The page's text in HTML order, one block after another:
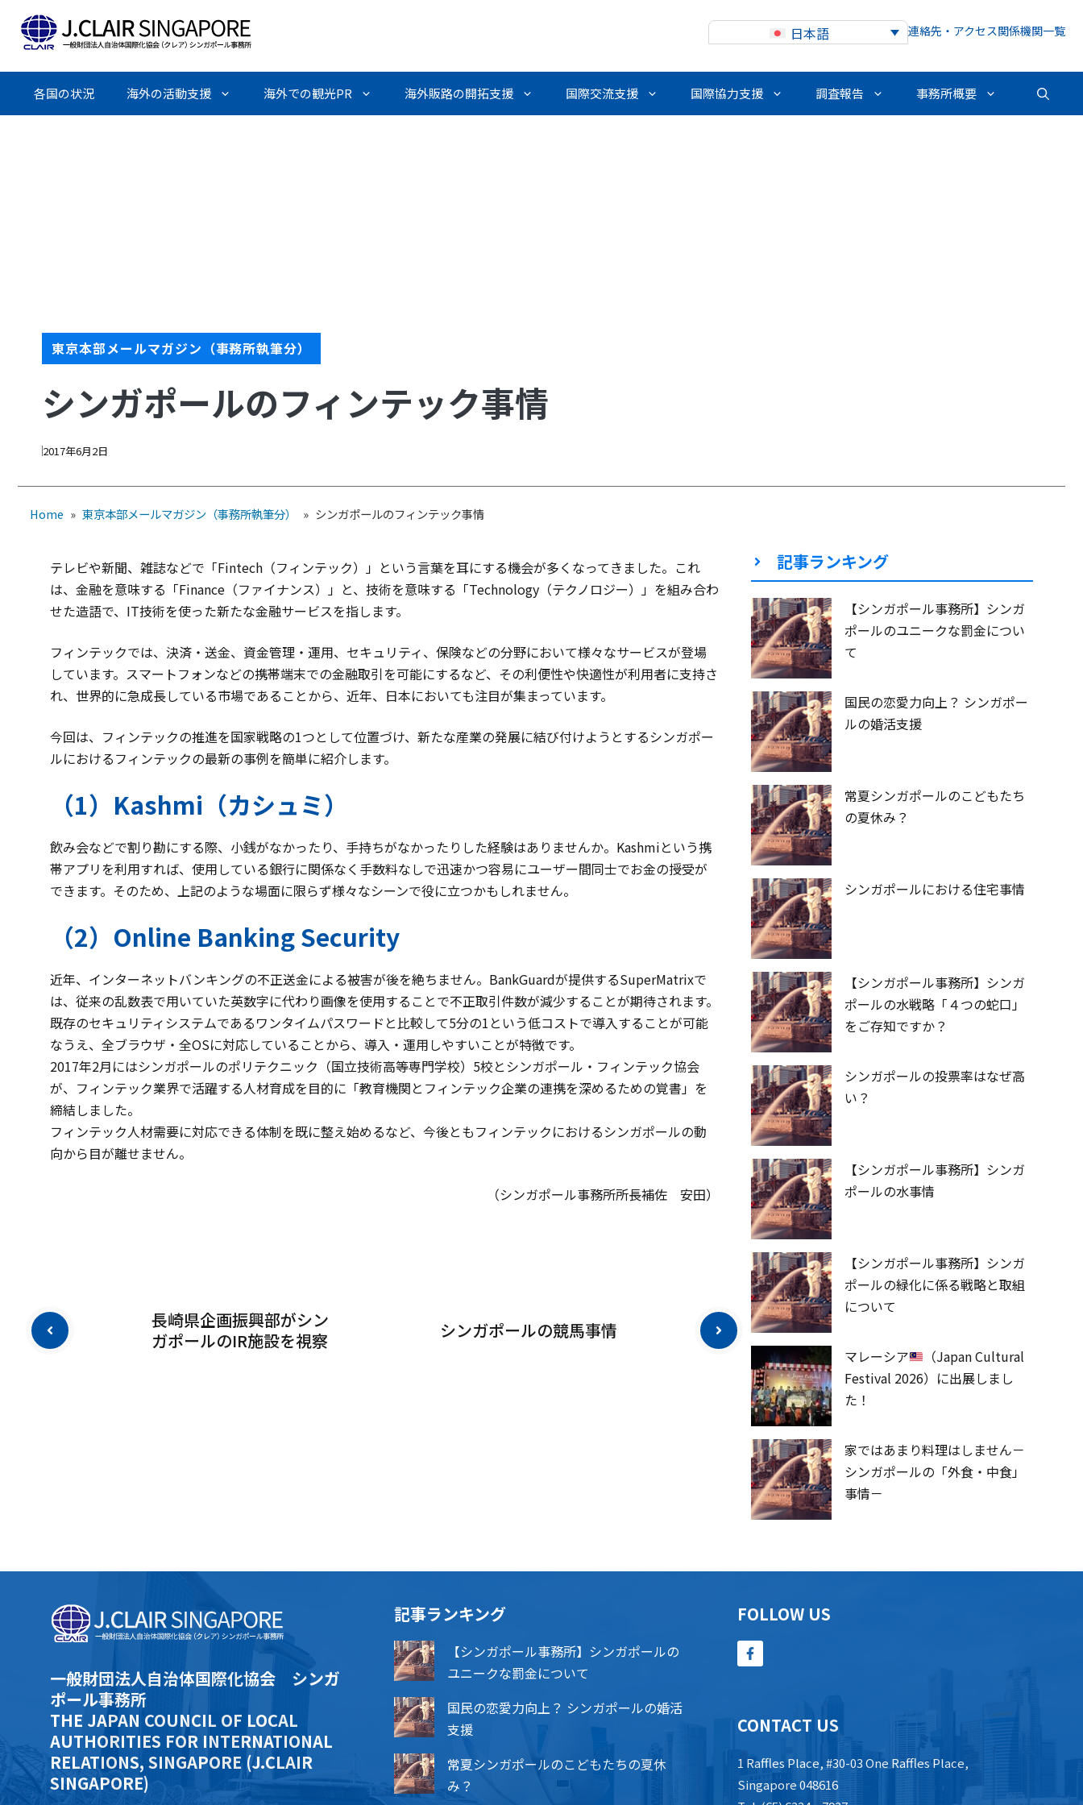
content
日本語 連絡先・アクセス関係機関一覧
各国の状況 海外の活動支援 海外での観光PR 海外販路の開拓支援 国際交流支援 国際協力支援 調査報告 事務所概要
東京本部メールマガジン（事務所執筆分）
シンガポールのフィンテック事情
2017年6月2日
Home » 東京本部メールマガジン（事務所執筆分） » シンガポールのフィンテック事情
テレビや新聞、雑誌などで「Fintech（フィンテック）」という言葉を耳にする機会が多くなってきました。これ
は、金融を意味する「Finance（ファイナンス）」と、技術を意味する「Technology（テクノロジー）」を組み合わ
せた造語で、IT技術を使った新たな金融サービスを指します。
フィンテックでは、決済・送金、資金管理・運用、セキュリティ、保険などの分野において様々なサービスが登場
しています。スマートフォンなどの携帯端末での金融取引を可能にするなど、その利便性や快適性が利用者に支持さ
れ、世界的に急成長している市場であることから、近年、日本においても注目が集まっています。
今回は、フィンテックの推進を国家戦略の1つとして位置づけ、新たな産業の発展に結び付けようとするシンガポー
ルにおけるフィンテックの最新の事例を簡単に紹介します。
（1）Kashmi（カシュミ）
飲み会などで割り勘にする際、小銭がなかったり、手持ちがなかったりした経験はありませんか。Kashmiという携
帯アプリを利用すれば、使用している銀行に関係なく手数料なしで迅速かつ容易にユーザー間同士でお金の授受が
できます。そのため、上記のような場面に限らず様々なシーンで役に立つかもしれません。
（2）Online Banking Security
近年、インターネットバンキングの不正送金による被害が後を絶ちません。BankGuardが提供するSuperMatrixで
は、従来の乱数表で用いていた英数字に代わり画像を使用することで不正取引件数が減少することが期待されます。
既存のセキュリティシステムであるワンタイムパスワードと比較して5分の1という低コストで導入することが可能
なうえ、全ブラウザ・全OSに対応していることから、導入・運用しやすいことが特徴です。
2017年2月にはシンガポールのポリテクニック（国立技術高等専門学校）5校とシンガポール・フィンテック協会
が、フィンテック業界で活躍する人材育成を目的に「教育機関とフィンテック企業の連携を深めるための覚書」を
締結しました。
フィンテック人材需要に対応できる体制を既に整え始めるなど、今後ともフィンテックにおけるシンガポールの動
向から目が離せません。
（シンガポール事務所所長補佐 安田）
長崎県企画振興部がシン
ガポールのIR施設を視察
シンガポールの競馬事情
記事ランキング
【シンガポール事務所】シンガ
ポールのユニークな罰金につい
て
国民の恋愛力向上？ シンガポー
ルの婚活支援
常夏シンガポールのこどもたち
の夏休み？
シンガポールにおける住宅事情
【シンガポール事務所】シンガ
ポールの水戦略「４つの蛇口」
をご存知ですか？
シンガポールの投票率はなぜ高
い？
【シンガポール事務所】シンガ
ポールの水事情
【シンガポール事務所】シンガ
ポールの緑化に係る戦略と取組
について
マレーシア
（Japan Cultural
Festival 2026）に出展しまし
た！
家ではあまり料理はしません－
シンガポールの「外食・中食」
事情－
一般財団法人自治体国際化協会 シンガ
ポール事務所
THE JAPAN COUNCIL OF LOCAL
AUTHORITIES FOR INTERNATIONAL
RELATIONS, SINGAPORE (J.CLAIR
SINGAPORE)
記事ランキング
【シンガポール事務所】シンガポールの
ユニークな罰金について
国民の恋愛力向上？ シンガポールの婚活
支援
常夏シンガポールのこどもたちの夏休
み？
FOLLOW US
CONTACT US
1 Raffles Place, #30-03 One Raffles Place,
Singapore 048616